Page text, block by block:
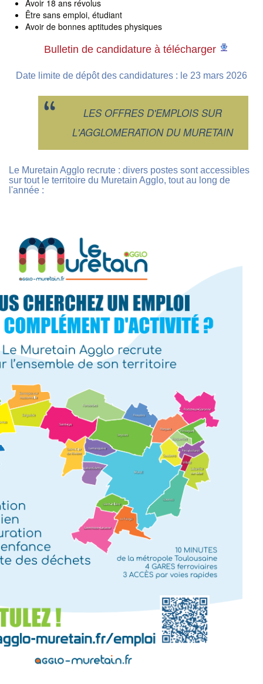
Avoir 18 ans révolus
Être sans emploi, étudiant
Avoir de bonnes aptitudes physiques
Bulletin de candidature à télécharger
Date limite de dépôt des candidatures : le 23 mars 2026
LES OFFRES D'EMPLOIS SUR
L'AGGLOMERATION DU MURETAIN
Le Muretain Agglo recrute : divers postes sont accessibles
sur tout le territoire du Muretain Agglo, tout au long de
l'année :